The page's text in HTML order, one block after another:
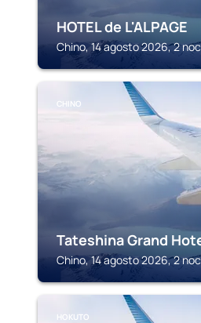
HOTEL de L'ALPAGE
Chino, 14 agosto 2026, 2
CHINO
Tateshina Grand
Chino, 14 agosto 2026, 2
HOKUTO